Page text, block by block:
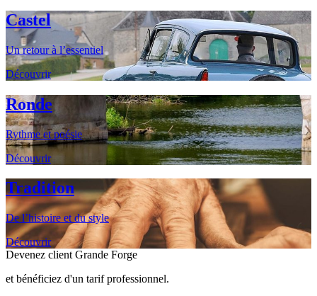
Castel
Un retour à l’essentiel
Découvrir
Ronde
Rythme et poésie
Découvrir
Tradition
De l’histoire et du style
Découvrir
Devenez client Grande Forge
et bénéficiez d'un tarif professionnel.